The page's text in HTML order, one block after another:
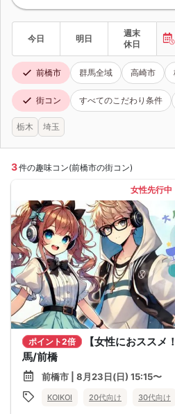
今日 明日
週末
休日
前橋市 群馬全域 高崎市
街コン すべてのこだわり条件
栃木 埼玉
3件の趣味コン(前橋市の街コン)
女性先行中
ポイント2倍
【女性におススメ
馬/前橋
前橋市 | 8月23日(日) 15:15〜
KOIKOI 20代向け 30代向け